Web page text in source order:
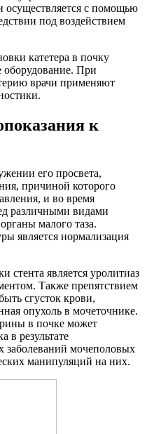
осуществляется с помощью
под воздействием
катетера в почку
оборудование. При
врачи применяют
к
его просвета,
причиной которого
и во время
различными видами
малого таза.
является нормализация
стента является уролитиаз
Также препятствием
сгусток крови,
опухоль в мочеточнике.
в почке может
в результате
мочеполовых
манипуляций на них.